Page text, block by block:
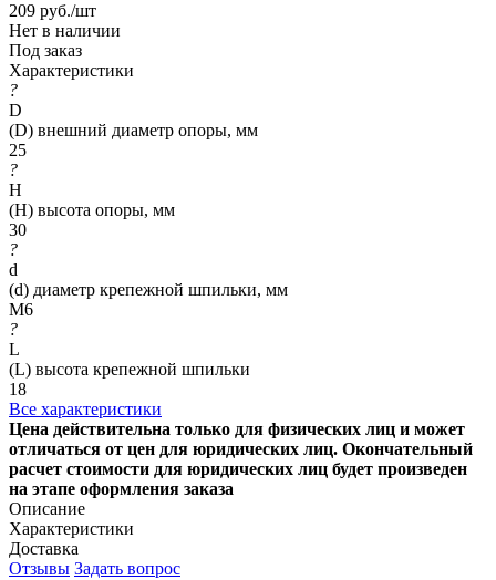
209 руб./шт
Нет в наличии
Под заказ
Характеристики
?
D
(D) внешний диаметр опоры, мм
25
?
H
(H) высота опоры, мм
30
?
d
(d) диаметр крепежной шпильки, мм
M6
?
L
(L) высота крепежной шпильки
18
Все характеристики
Цена действительна только для физических лиц и может
отличаться от цен для юридических лиц. Окончательный
расчет стоимости для юридических лиц будет произведен
на этапе оформления заказа
Описание
Характеристики
Доставка
Отзывы Задать вопрос